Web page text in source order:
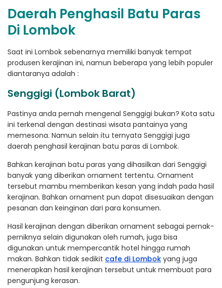
Daerah Penghasil Batu Paras
Di Lombok
Saat ini Lombok sebenarnya memiliki banyak tempat
produsen kerajinan ini, namun beberapa yang lebih populer
diantaranya adalah :
Senggigi (Lombok Barat)
Pastinya anda pernah mengenal Senggigi bukan? Kota satu
ini terkenal dengan destinasi wisata pantainya yang
memesona. Namun selain itu ternyata Senggigi juga
daerah penghasil kerajinan batu paras di Lombok.
Bahkan kerajinan batu paras yang dihasilkan dari Senggigi
banyak yang diberikan ornament tertentu. Ornament
tersebut mambu memberikan kesan yang indah pada hasil
kerajinan. Bahkan ornament pun dapat disesuaikan dengan
pesanan dan keinginan dari para konsumen.
Hasil kerajinan dengan diberikan ornament sebagai pernak-
perniknya selain digunakan oleh rumah, juga bisa
digunakan untuk mempercantik hotel hingga rumah
makan. Bahkan tidak sedikit cafe di Lombok yang juga
menerapkan hasil kerajinan tersebut untuk membuat para
pengunjung kerasan.